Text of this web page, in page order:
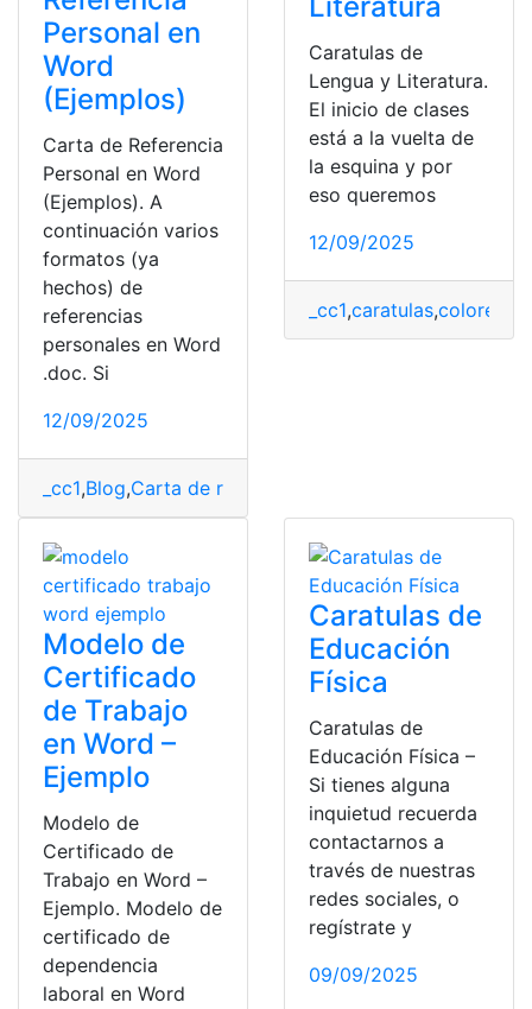
Personal en
Word
(Ejemplos)
Carta de Referencia
Personal en Word
(Ejemplos). A
continuación varios
formatos (ya
hechos) de
referencias
personales en Word
.doc. Si
12/09/2025
_cc1,Blog,Carta de referencia
Caratulas de
Lengua y Literatura.
El inicio de clases
está a la vuelta de
la esquina y por
eso queremos
12/09/2025
_cc1,caratulas,colores
Modelo de
Certificado
de Trabajo
en Word –
Ejemplo
Modelo de
Certificado de
Trabajo en Word –
Ejemplo. Modelo de
certificado de
dependencia
laboral en Word
Caratulas de
Educación
Física
Caratulas de
Educación Física –
Si tienes alguna
inquietud recuerda
contactarnos a
través de nuestras
redes sociales, o
regístrate y
09/09/2025